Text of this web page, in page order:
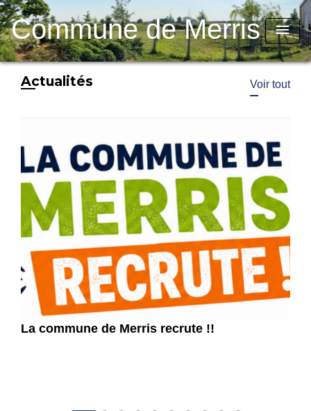
Commune de Merris menu
Actualités Voir tout
La commune de Merris recrute !!